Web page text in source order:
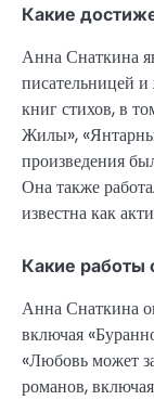
Какие
Анна Снаткина
писательницей
книг стихов, в
Жилы»,
произведения
Она также
известна как
Какие работы
Анна Снаткина
включая
«Любовь может
романов,